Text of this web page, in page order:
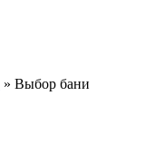
» Выбор бани